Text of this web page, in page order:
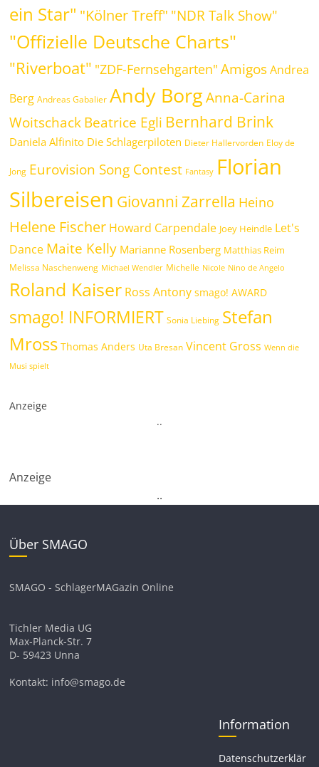
ein Star" "Kölner Treff" "NDR Talk Show"
"Offizielle Deutsche Charts"
"Riverboat" "ZDF-Fernsehgarten" Amigos Andrea
Berg Andreas Gabalier Andy Borg Anna-Carina
WoitschackBeatrice Egli Bernhard Brink
Daniela Alfinito Die Schlagerpiloten Dieter Hallervorden Eloy de
Jong Eurovision Song Contest Fantasy Florian
Silbereisen Giovanni Zarrella Heino
Helene Fischer Howard Carpendale Joey Heindle Let's
Dance Maite Kelly Marianne Rosenberg Matthias Reim
Melissa Naschenweng Michael Wendler Michelle Nicole Nino de Angelo
Roland Kaiser Ross Antony smago! AWARD
smago! INFORMIERT Sonia Liebing Stefan
Mross Thomas Anders Uta Bresan Vincent Gross Wenn die
Musi spielt
Anzeige
..
Anzeige
..
Über SMAGO
SMAGO - SchlagerMAGazin Online
Tichler Media UG
Max-Planck-Str. 7
D- 59423 Unna
Kontakt: info@smago.de
Information
Datenschutzerklär